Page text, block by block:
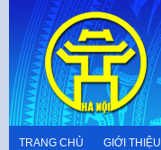
content
TRANG CHỦ GIỚI THIỆU